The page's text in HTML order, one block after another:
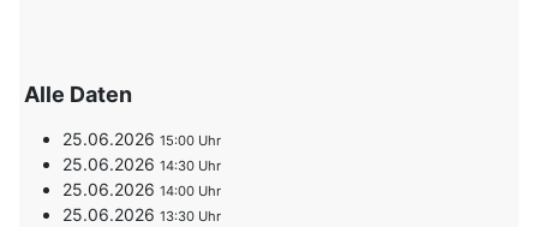
Alle Daten
25.06.202615:00
25.06.202614:30
25.06.202614:00
25.06.202613:30